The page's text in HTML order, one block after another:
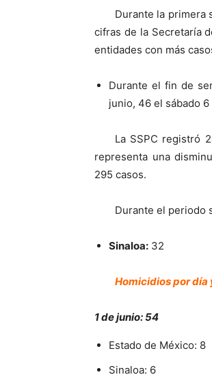
Durante la primera
cifras de la Secretaría
entidades con más
Durante el fin de
junio, 46 el sábado
La SSPC registró
representa una
295 casos.
Durante el periodo
Sinaloa: 32
Homicidios por día
1 de junio: 54
Estado de México: 8
Sinaloa: 6